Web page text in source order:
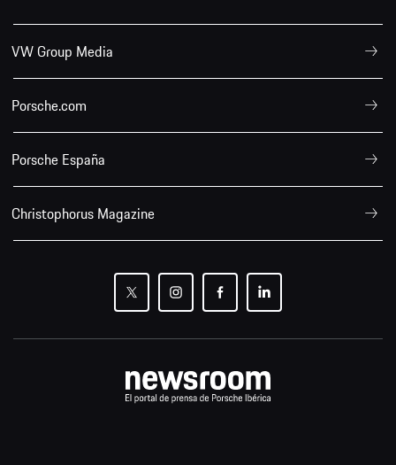
VW Group Media
Porsche.com
Porsche España
Christophorus Magazine